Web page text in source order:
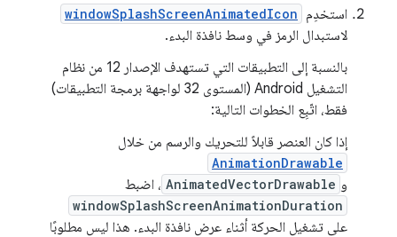
استخدِم windowSplashScreenAnimatedIcon
لاستبدال الرمز في وسط نافذة البدء.
بالنسبة إلى التطبيقات التي تستهدف الإصدار 12 من نظام
التشغيل Android (المستوى 32 لواجهة برمجة التطبيقات)
فقط، اتّبِع الخطوات التالية:
إذا كان العنصر قابلاً للتحريك والرسم من خلال
AnimationDrawable
و AnimatedVectorDrawable ، اضبط
windowSplashScreenAnimationDuration
على تشغيل الحركة أثناء عرض نافذة البدء. هذا ليس مطلوبًا